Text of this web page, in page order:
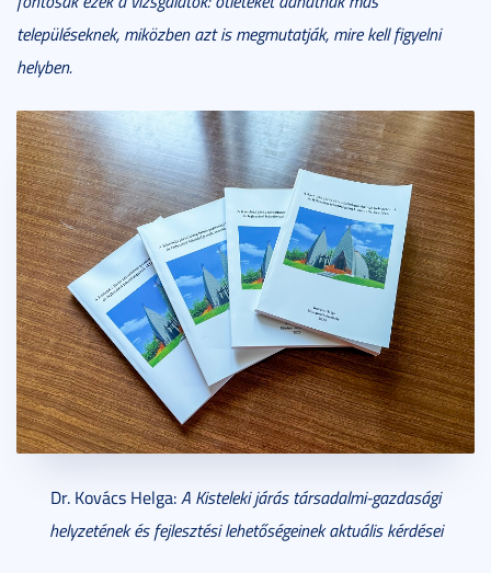
településeknek, miközben azt is megmutatják, mire kell figyelni
helyben.
Dr. Kovács Helga:A Kisteleki járás társadalmi-gazdasági
helyzetének és fejlesztési lehetőségeinek aktuális kérdései